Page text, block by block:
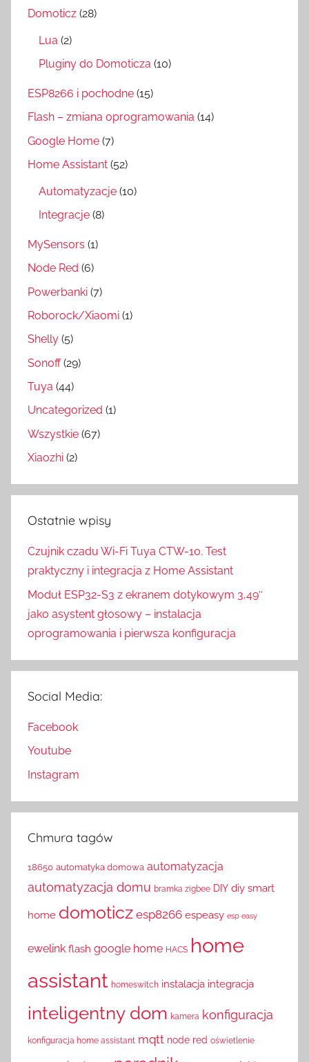
Domoticz (28)
Lua (2)
Pluginy do Domoticza (10)
ESP8266 i pochodne (15)
Flash – zmiana oprogramowania (14)
Google Home (7)
Home Assistant (52)
Automatyzacje (10)
Integracje (8)
MySensors (1)
Node Red (6)
Powerbanki (7)
Roborock/Xiaomi (1)
Shelly (5)
Sonoff(29)
Tuya (44)
Uncategorized (1)
Wszystkie (67)
Xiaozhi (2)
Ostatnie wpisy
Czujnik czadu Wi-Fi Tuya CTW-10. Test
praktyczny i integracja z Home Assistant
Moduł ESP32-S3 z ekranem dotykowym 3,49″
jako asystent głosowy – instalacja
oprogramowania i pierwsza konfiguracja
Social Media:
Facebook
Youtube
Instagram
Chmura tagów
18650 automatyka domowa automatyzacja
automatyzacja domu bramka zigbee DIY diy smart
home domoticz esp8266 espeasy esp easy
ewelink flash google home HACS home
assistant homeswitch instalacja integracja
inteligentny dom kamera konfiguracja
konfiguracja home assistant mqtt node red oświetlenie